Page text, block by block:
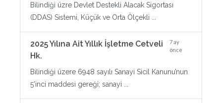
Bilindiği üzre Devlet Destekli Alacak Sigortası
(DDAS) Sistemi, Küçük ve Orta Ölçekli ...
2025 Yılına Ait Yıllık İşletme Cetveli
Hk.
7 ay
önce
Bilindiği üzere 6948 sayılı Sanayi Sicil Kanunu’nun
5’inci maddesi gereği; sanayi ...